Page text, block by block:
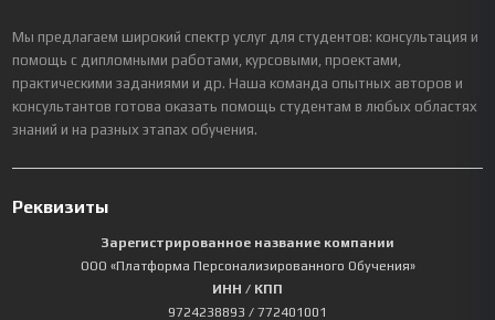
Мы предлагаем широкий спектр услуг для студентов: консультация и
помощь с дипломными работами, курсовыми, проектами,
практическими заданиями и др. Наша команда опытных авторов и
консультантов готова оказать помощь студентам в любых областях
знаний и на разных этапах обучения.
Реквизиты
Зарегистрированное название компании
ООО «Платформа Персонализированного Обучения»
ИНН / КПП
9724238893 / 772401001